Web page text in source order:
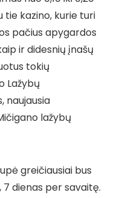
tie kazino, kurie turi
pačius apygardos
ir didesnių įnašų
tokių
Lažybų
naujausia
lažybų
greičiausiai bus
dienas per savaitę.